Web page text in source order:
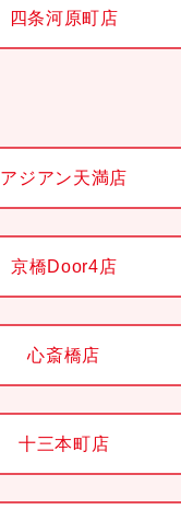
四条河原町店
アジアン天満店
京橋Door4店
心斎橋店
十三本町店